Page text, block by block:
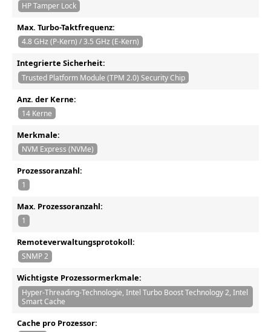
HP Tamper Lock
Max. Turbo-Taktfrequenz:
4.8 GHz (P-Kern) / 3.5 GHz (E-Kern)
Integrierte Sicherheit:
Trusted Platform Module (TPM 2.0) Security Chip
Anz. der Kerne:
14 Kerne
Merkmale:
NVM Express (NVMe)
Prozessoranzahl:
1
Max. Prozessoranzahl:
1
Remoteverwaltungsprotokoll:
SNMP 2
Wichtigste Prozessormerkmale:
Hyper-Threading-Technologie, Intel Turbo Boost Technology 2, Intel
Smart Cache
Cache pro Prozessor: